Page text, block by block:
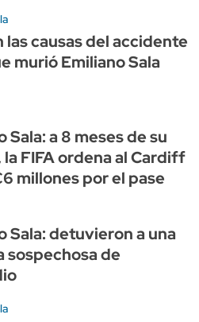
las causas del accidente
murió Emiliano Sala
Sala: a 8 meses de su
FIFA ordena al Cardiff
millones por el pase
Sala: detuvieron a una
sospechosa de